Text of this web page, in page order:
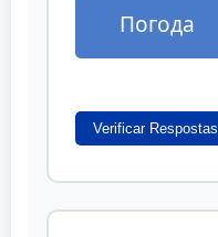
Погода
Verificar Respostas